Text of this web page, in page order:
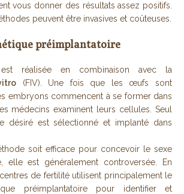
vous donner des résultats assez positifs.
peuvent être invasives et coûteuses.
préimplantatoire
réalisée en combinaison avec la
(FIV). Une fois que les œufs sont
embryons commencent à se former dans
médecins examinent leurs cellules. Seul
désiré est sélectionné et implanté dans
soit efficace pour concevoir le sexe
elle est généralement controversée. En
de fertilité utilisent principalement le
préimplantatoire pour identifier et